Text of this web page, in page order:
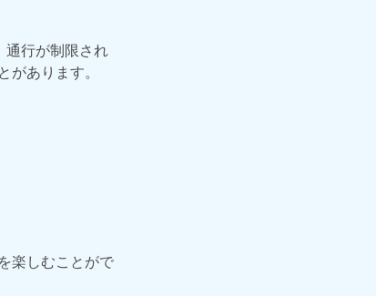
通行が制限され
あります。
楽しむことがで